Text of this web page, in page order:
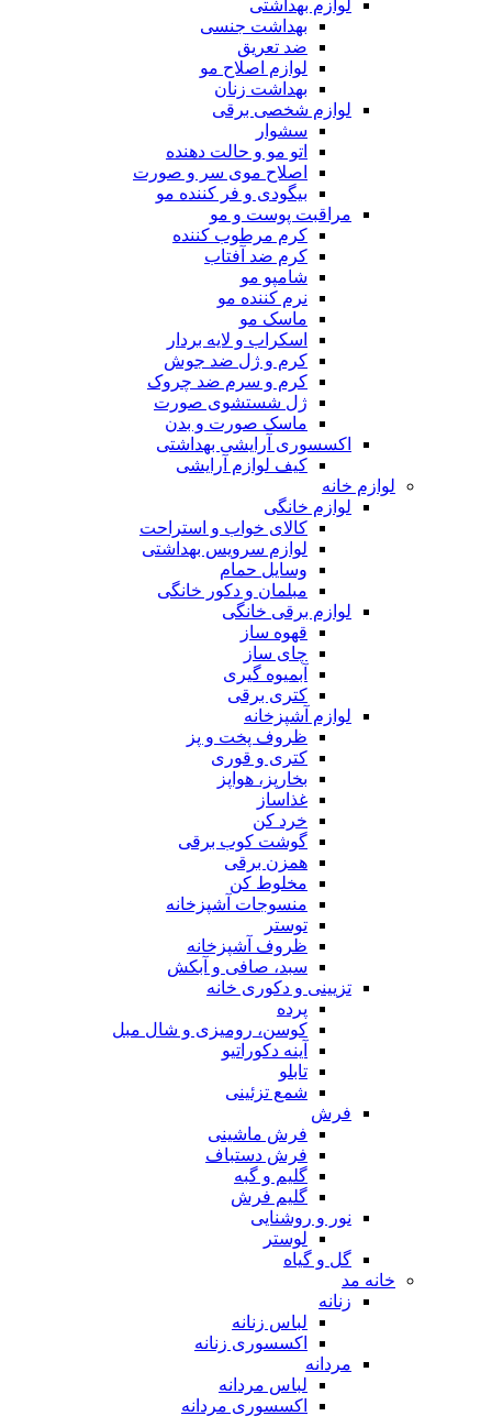
لوازم بهداشتی
بهداشت جنسی
ضد تعریق
لوازم اصلاح مو
بهداشت زنان
لوازم شخصی برقی
سشوار
اتو مو و حالت دهنده
اصلاح موی سر و صورت
بیگودی و فر کننده مو
مراقبت پوست و مو
کرم مرطوب کننده
کرم ضد آفتاب
شامپو مو
نرم کننده مو
ماسک مو
اسکراب و لایه بردار
کرم و ژل ضد جوش
کرم و سرم ضد چروک
ژل شستشوی صورت
ماسک صورت و بدن
اکسسوری آرایشی بهداشتی
کیف لوازم آرایشی
لوازم خانه
لوازم خانگی
کالای خواب و استراحت
لوازم سرویس بهداشتی
وسایل حمام
مبلمان و دکور خانگی
لوازم برقی خانگی
قهوه ساز
چای ساز
آبمیوه گیری
کتری برقی
لوازم آشپزخانه
ظروف پخت و پز
کتری و قوری
بخارپز، هواپز
غذاساز
خرد کن
گوشت کوب برقی
همزن برقی
مخلوط کن
منسوجات آشپزخانه
توستر
ظروف آشپزخانه
سبد، صافی و آبکش
تزیینی و دکوری خانه
پرده
کوسن، رومیزی و شال مبل
آینه دکوراتیو
تابلو
شمع تزئینی
فرش
فرش ماشینی
فرش دستباف
گلیم و گبه
گلیم فرش
نور و روشنایی
لوستر
گل و گیاه
خانه مد
زنانه
لباس زنانه
اکسسوری زنانه
مردانه
لباس مردانه
اکسسوری مردانه